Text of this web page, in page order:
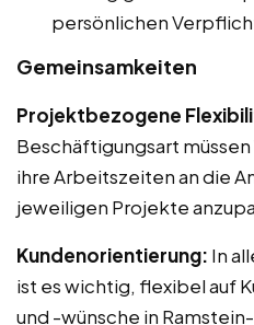
persönlichen
Gemeinsamkeiten
Projektbezogene
Beschäftigungsart
ihre Arbeitszeiten an die
jeweiligen Projekte
Kundenorientierung: In
ist es wichtig, flexibel auf
und -wünsche in